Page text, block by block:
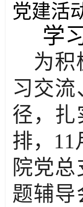
党建
学
为积
习交
径，扎
排， 11
院党
题辅导